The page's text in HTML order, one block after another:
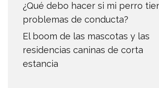
¿Qué debo hacer si mi perro
problemas de conducta?
El boom de las mascotas y las
residencias caninas de corta
estancia